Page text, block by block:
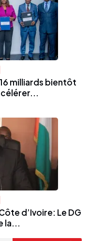
milliards bientôt
d’Ivoire: Le DG
la...